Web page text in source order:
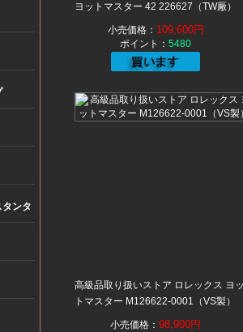
ンタ
ヨットマスター 42 226627（TW厰）
小売価格： 109,600円
ポイント： 5480
高級品取り扱いストア ロレックス ヨ
トマスター M126622-0001（VS製）
小売価格： 98,900円